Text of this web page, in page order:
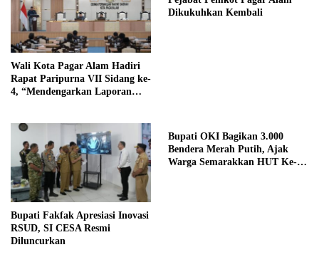
Wali Kota Pagar Alam Hadiri
Rapat Paripurna VII Sidang ke-
4, “Mendengarkan Laporan
Alam”
Dikukuhkan Kembali
Bupati Fakfak Apresiasi Inovasi
RSUD, SI CESA Resmi
Diluncurkan
Bupati OKI Bagikan 3.000
Bendera Merah Putih, Ajak
Warga Semarakkan HUT Ke-81